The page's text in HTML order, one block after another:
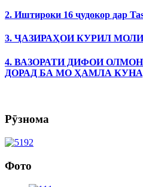
2. Иштироки 16 ҷудокор дар
3. ҶАЗИРАҲОИ КУРИЛ
4. ВАЗОРАТИ ДИФОИ
ДОРАД БА МО ҲАМЛА
Рӯзнома
Фото